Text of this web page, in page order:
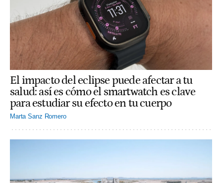
El impacto del eclipse puede afectar a tu
salud: así es cómo el smartwatch es clave
para estudiar su efecto en tu cuerpo
Marta Sanz Romero